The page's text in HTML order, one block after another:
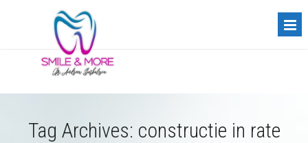
Tag Archives: constructie in rate